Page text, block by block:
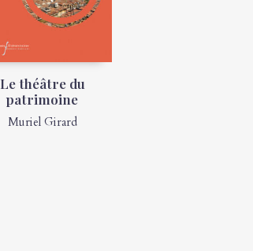
Le théâtre du
patrimoine
Muriel Girard